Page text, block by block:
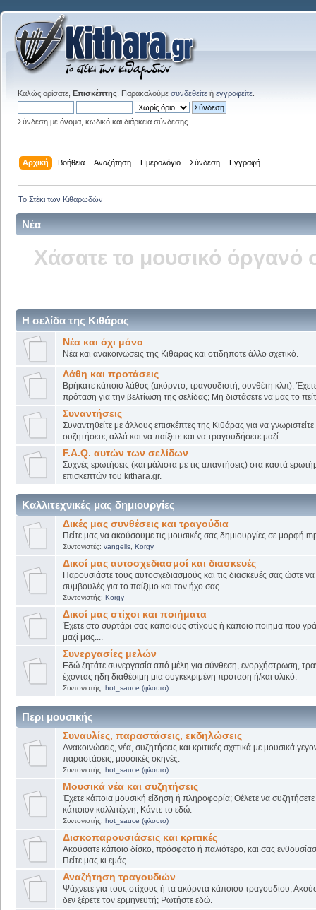
Καλώς ορίσατε, Επισκέπτης . Παρακαλούμε συνδεθείτε ή εγγραφείτε
Σύνδεση με όνομα, κωδικό και διάρκεια σύνδεσης
Αρχική Βοήθεια Αναζήτηση Ημερολόγιο Σύνδεση Εγγραφή
Το Στέκι των Κιθαρωδών
Νέα
Δείτε την σελίδα του
Η σελίδα της Κιθάρας
Νέα και όχι μόνο
Νέα και ανακοινώσεις της Κιθάρας και οτιδήποτε άλλο σχετικό.
Λάθη και προτάσεις
Βρήκατε κάποιο λάθος (ακόρντο, τραγουδιστή, συνθέτη κλπ);
πρόταση για την βελτίωση της σελίδας; Μη διστάσετε να μας το
Συναντήσεις
Συναντηθείτε με άλλους επισκέπτες της Κιθάρας για να
συζητήσετε, αλλά και να παίξετε και να τραγουδήσετε μαζί.
F.A.Q. αυτών των σελίδων
Συχνές ερωτήσεις (και μάλιστα με τις απαντήσεις) στα καυτά
επισκεπτών του kithara.gr.
Καλλιτεχνικές μας δημιουργίες
Δικές μας συνθέσεις και τραγούδια
Πείτε μας να ακούσουμε τις μουσικές σας δημιουργίες σε μορφή
Συντονιστές: vangelis, Korgy
Δικοί μας αυτοσχεδιασμοί και διασκευές
Παρουσιάστε τους αυτοσχεδιασμούς και τις διασκευές σας ώστε να
συμβουλές για το παίξιμο και τον ήχο σας.
Συντονιστής: Korgy
Δικοί μας στίχοι και ποιήματα
Έχετε στο συρτάρι σας κάποιους στίχους ή κάποιο ποίημα που
μαζί μας....
Συνεργασίες μελών
Εδώ ζητάτε συνεργασία από μέλη για σύνθεση, ενορχήστρωση,
έχοντας ήδη διαθέσιμη μια συγκεκριμένη πρόταση ή/και υλικό.
Συντονιστής: hot_sauce (φλουτσ)
Περι μουσικής
Συναυλίες, παραστάσεις, εκδηλώσεις
Ανακοινώσεις, νέα, συζητήσεις και κριτικές σχετικά με μουσικά
παραστάσεις, μουσικές σκηνές.
Συντονιστής: hot_sauce (φλουτσ)
Μουσικά νέα και συζητήσεις
Έχετε κάποια μουσική είδηση ή πληροφορία; Θέλετε να
κάποιον καλλιτέχνη; Κάντε το εδώ.
Συντονιστής: hot_sauce (φλουτσ)
Δισκοπαρουσιάσεις και κριτικές
Ακούσατε κάποιο δίσκο, πρόσφατο ή παλιότερο, και σας
Πείτε μας κι εμάς...
Αναζήτηση τραγουδιών
Ψάχνετε για τους στίχους ή τα ακόρντα κάποιου τραγουδιου;
δεν ξέρετε τον ερμηνευτή; Ρωτήστε εδώ.